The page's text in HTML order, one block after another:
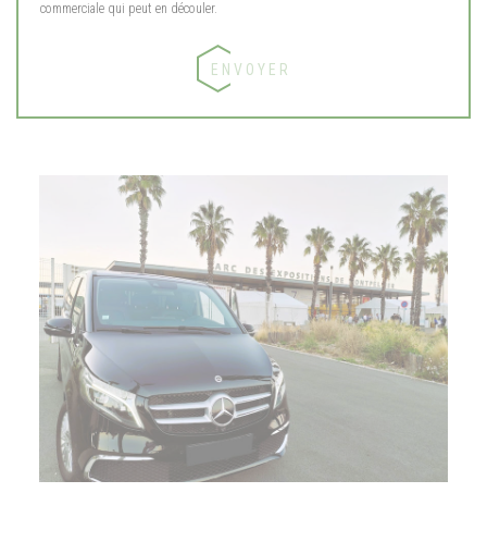
commerciale qui peut en découler.